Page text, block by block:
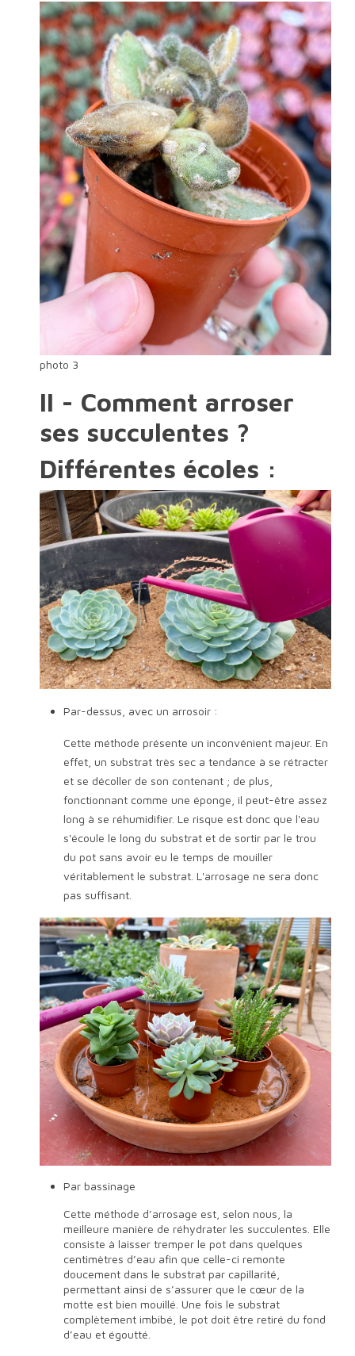
photo 3
II - Comment arroser
ses succulentes ?
Différentes écoles :
Par-dessus, avec un arrosoir :
Cette méthode présente un inconvénient majeur. En
effet, un substrat très sec a tendance à se rétracter
et se décoller de son contenant ; de plus,
fonctionnant comme une éponge, il peut-être assez
long à se réhumidifier. Le risque est donc que l'eau
s'écoule le long du substrat et de sortir par le trou
du pot sans avoir eu le temps de mouiller
véritablement le substrat. L'arrosage ne sera donc
pas suffisant.
Par bassinage
Cette méthode d’arrosage est, selon nous, la
meilleure manière de réhydrater les succulentes. Elle
consiste à laisser tremper le pot dans quelques
centimètres d’eau afin que celle-ci remonte
doucement dans le substrat par capillarité,
permettant ainsi de s’assurer que le cœur de la
motte est bien mouillé. Une fois le substrat
complètement imbibé, le pot doit être retiré du fond
d’eau et égoutté.